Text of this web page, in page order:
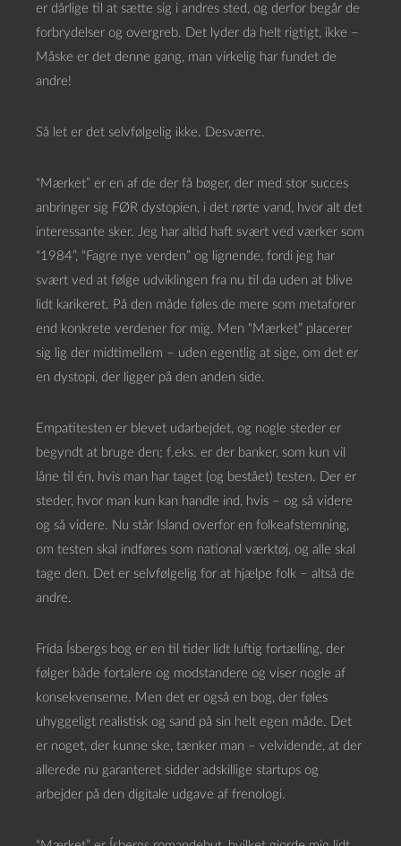
er dårlige til at sætte sig i andres sted, og derfor begår de
forbrydelser og overgreb. Det lyder da helt rigtigt, ikke –
Måske er det denne gang, man virkelig har fundet de
andre!
Så let er det selvfølgelig ikke. Desværre.
“Mærket” er en af de der få bøger, der med stor succes
anbringer sig FØR dystopien, i det rørte vand, hvor alt det
interessante sker. Jeg har altid haft svært ved værker som
“1984”, “Fagre nye verden” og lignende, fordi jeg har
svært ved at følge udviklingen fra nu til da uden at blive
lidt karikeret. På den måde føles de mere som metaforer
end konkrete verdener for mig. Men “Mærket” placerer
sig lig der midtimellem – uden egentlig at sige, om det er
en dystopi, der ligger på den anden side.
Empatitesten er blevet udarbejdet, og nogle steder er
begyndt at bruge den; f.eks. er der banker, som kun vil
låne til én, hvis man har taget (og bestået) testen. Der er
steder, hvor man kun kan handle ind, hvis – og så videre
og så videre. Nu står Island overfor en folkeafstemning,
om testen skal indføres som national værktøj, og alle skal
tage den. Det er selvfølgelig for at hjælpe folk – altså de
andre.
Frída Ísbergs bog er en til tider lidt luftig fortælling, der
følger både fortalere og modstandere og viser nogle af
konsekvenserne. Men det er også en bog, der føles
uhyggeligt realistisk og sand på sin helt egen måde. Det
er noget, der kunne ske, tænker man – velvidende, at der
allerede nu garanteret sidder adskillige startups og
arbejder på den digitale udgave af frenologi.